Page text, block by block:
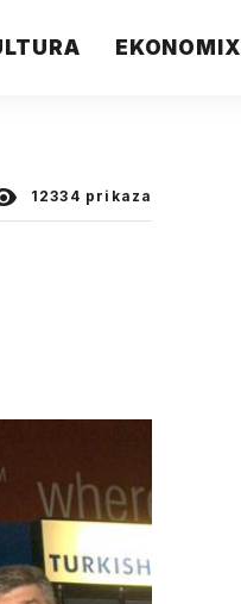
EKONOMIX
12334 prikaza